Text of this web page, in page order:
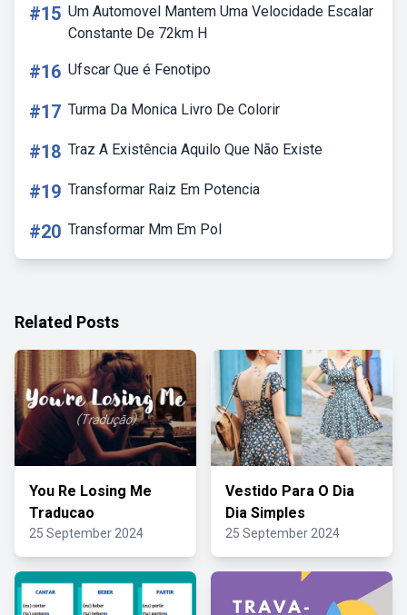
#15 Um Automovel Mantem Uma Velocidade Escalar
Constante De 72km H
#16 Ufscar Que é Fenotipo
#17 Turma Da Monica Livro De Colorir
#18 Traz A Existência Aquilo Que Não Existe
#19 Transformar Raiz Em Potencia
#20 Transformar Mm Em Pol
Related Posts
You Re Losing Me
Traducao
25 September 2024
Vestido Para O Dia
Dia Simples
25 September 2024